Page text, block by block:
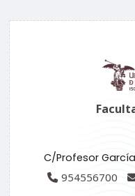
C/Profesor García
954556700